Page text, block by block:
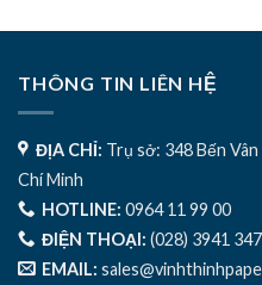
THÔNG TIN LIÊN HỆ
ĐỊA CHỈ: Trụ sở: 348 Bến
Chí Minh
HOTLINE: 0964 11 99 00
ĐIỆN THOẠI: (028) 3941
EMAIL: